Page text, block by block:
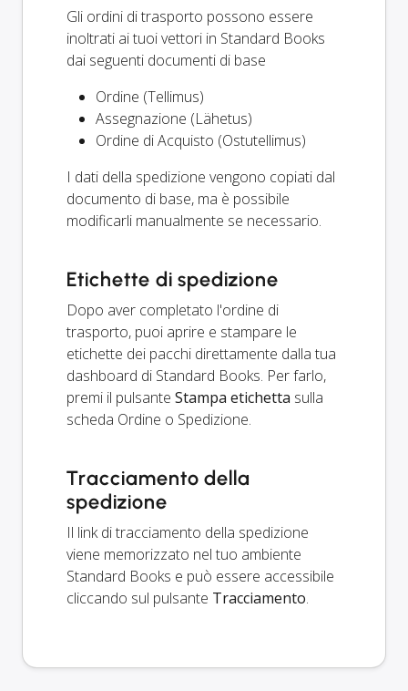
Gli ordini di trasporto possono essere
inoltrati ai tuoi vettori in Standard Books
dai seguenti documenti di base
Ordine (Tellimus)
Assegnazione (Lähetus)
Ordine di Acquisto (Ostutellimus)
I dati della spedizione vengono copiati dal
documento di base, ma è possibile
modificarli manualmente se necessario.
Etichette di spedizione
Dopo aver completato l'ordine di
trasporto, puoi aprire e stampare le
etichette dei pacchi direttamente dalla tua
dashboard di Standard Books. Per farlo,
premi il pulsante Stampa etichetta sulla
scheda Ordine o Spedizione.
Tracciamento della
spedizione
Il link di tracciamento della spedizione
viene memorizzato nel tuo ambiente
Standard Books e può essere accessibile
cliccando sul pulsante Tracciamento.